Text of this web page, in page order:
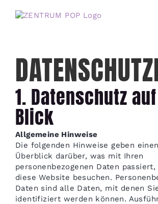
Inhalt
1. Datenschutz
Blick
Allgemeine Hinweise
Die folgenden Hinweise geben
Überblick darüber, was mit Ihren
personenbezogenen Daten passiert,
diese Website besuchen.
Daten sind alle Daten, mit denen
identifiziert werden können.